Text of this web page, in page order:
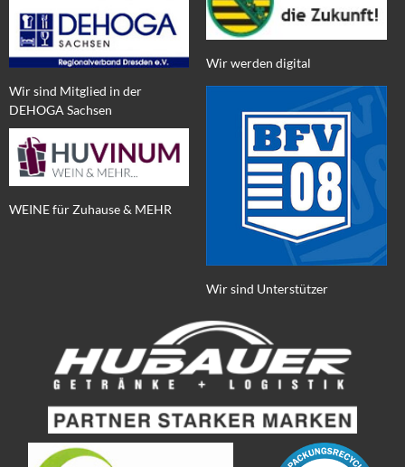
Wir sind Mitglied in der
DEHOGA Sachsen
WEINE für Zuhause & MEHR
Wir werden digital
Wir sind Unterstützer